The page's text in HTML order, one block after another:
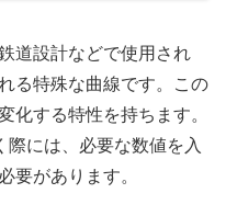
道設計などで使用され
る特殊な曲線です。この
化する特性を持ちます。
には、必要な数値を入
要があります。